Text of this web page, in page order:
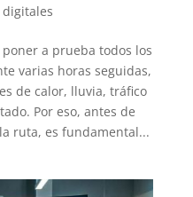
digitales
a prueba todos los
varias horas seguidas,
de calor, lluvia, tráfico
Por eso, antes de
ruta, es fundamental...